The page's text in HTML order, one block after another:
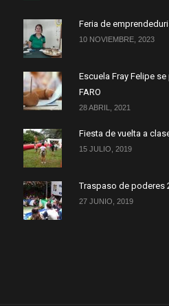
Feria de
10 NOVIEMBRE, 2023
Escuela Fray Felipe
FARO
28 ABRIL, 2021
Fiesta de vuelta a
15 JULIO, 2019
Traspaso de poderes
27 JUNIO, 2019